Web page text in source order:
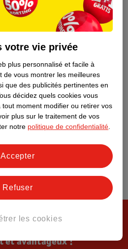
et avantageux !
votre vie privée
plus personnalisé et facile à
de vous montrer les meilleures
que des publicités pertinentes en
décidez quels cookies vous
tout moment modifier ou retirer vos
plus sur le traitement de vos
notre politique de confidentialité
les cookies
Refuser
Accepter